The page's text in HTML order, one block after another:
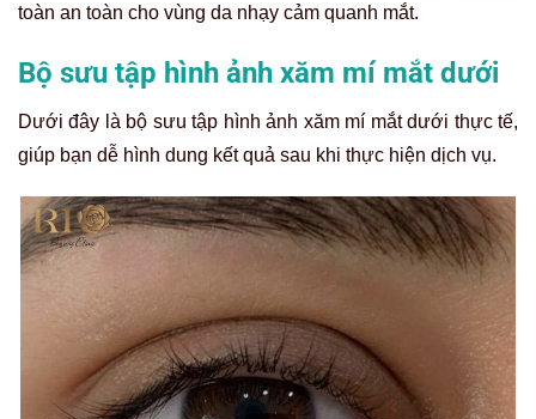
toàn an toàn cho vùng da nhạy cảm quanh mắt.
Bộ sưu tập hình ảnh xăm mí mắt dưới
Dưới đây là bộ sưu tập hình ảnh xăm mí mắt dưới thực tế,
giúp bạn dễ hình dung kết quả sau khi thực hiện dịch vụ.